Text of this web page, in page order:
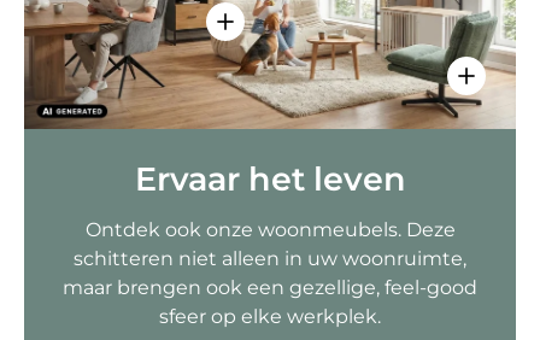
Details
Details weergeven - Sitzolo 2 -
Ervaar het leven
Ontdek ook onze woonmeubels. Deze
schitteren niet alleen in uw woonruimte,
maar brengen ook een gezellige, feel-good
sfeer op elke werkplek.